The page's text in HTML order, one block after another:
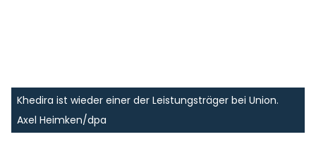
Khedira ist wieder einer der Leistungsträger bei Union.
Axel Heimken/dpa